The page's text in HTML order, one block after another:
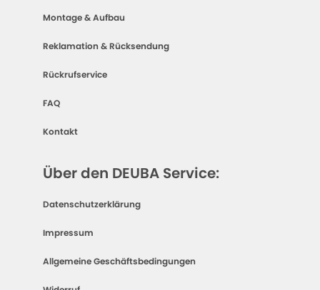
Montage & Aufbau
Reklamation & Rücksendung
Rückrufservice
FAQ
Kontakt
Über den DEUBA Service:
Datenschutzerklärung
Impressum
Allgemeine Geschäftsbedingungen